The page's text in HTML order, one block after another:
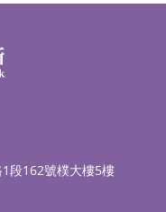
段162號樸大樓5樓